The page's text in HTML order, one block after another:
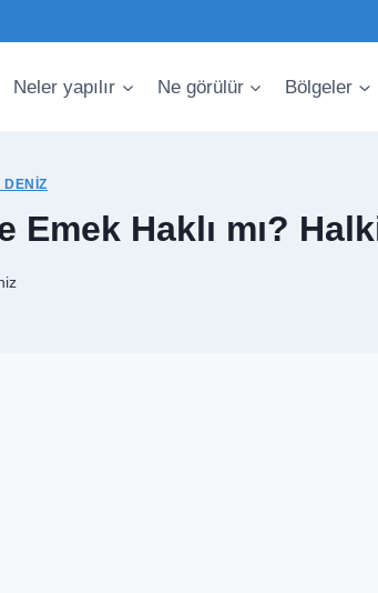
Neler yapılır Ne görülür Bölgeler
Emek Haklı mı?